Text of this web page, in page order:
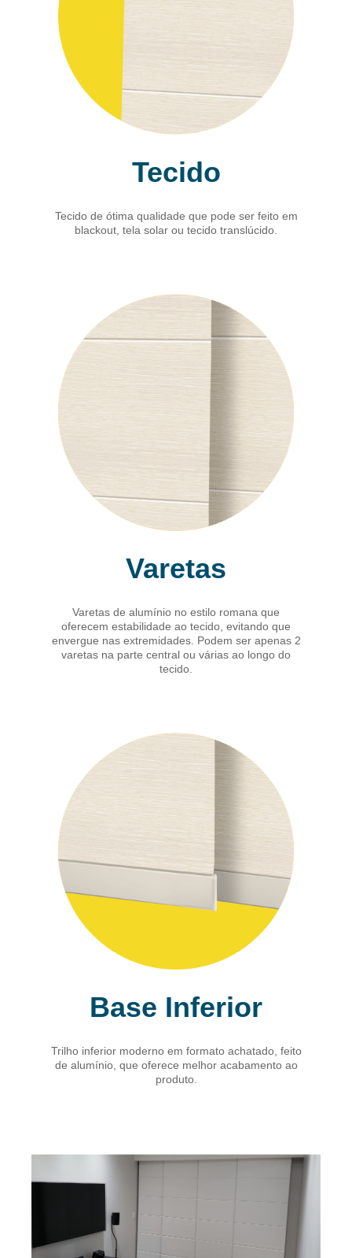
Tecido
Tecido de ótima qualidade que pode ser feito em
blackout, tela solar ou tecido translúcido.
Varetas
Varetas de alumínio no estilo romana que
oferecem estabilidade ao tecido, evitando que
envergue nas extremidades. Podem ser apenas 2
varetas na parte central ou várias ao longo do
tecido.
Base Inferior
Trilho inferior moderno em formato achatado, feito
de alumínio, que oferece melhor acabamento ao
produto.